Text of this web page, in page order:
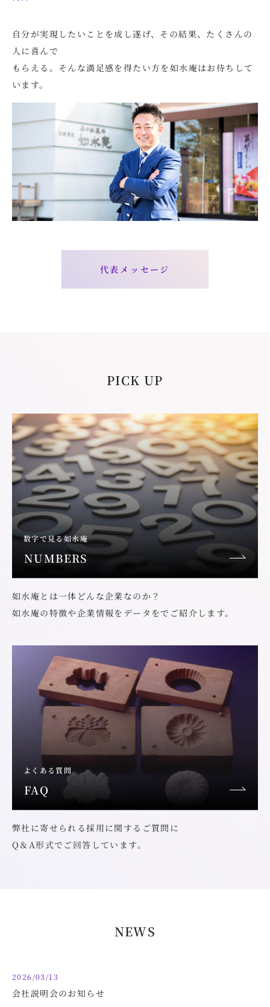
自分が実現したいことを成し遂げ、その結果、たくさんの
人に喜んで
もらえる。そんな満足感を得たい方を如水庵はお待ちして
います。
代表メッセージ
PICK UP
数字で見る如水庵
NUMBERS
如水庵とは一体どんな企業なのか？
如水庵の特徴や企業情報をデータをでご紹介します。
よくある質問
FAQ
弊社に寄せられる採用に関するご質問に
Q＆A形式でご回答しています。
NEWS
2026/03/13
会社説明会のお知らせ